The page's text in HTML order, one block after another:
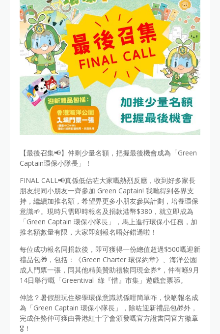
【最後召集📢】仲剩少量名額，把握最後機會成為「Green
Captain環保小隊長」！
FINAL CALL📢真係低估咗大家嘅熱烈反應，收到好多家長
朋友想同小朋友一齊參加 Green Captain! 我哋得到各界支
持，繼續加推名額，希望畀更多小朋友參與計劃，培養環保
意識🌱。現時只需即時報名及捐款港幣$380，就立即成為
「Green Captain 環保小隊長」，馬上進行環保小任務，加
推名額數量有限，大家即刻報名唔好錯過啦！
每位成功報名同捐款後，即可獲得一份總值超過$500嘅迎新
禮品包🎁，包括：《Green Charter 環保約章》、海洋公園
成人門票一張，同其他精美贊助禮物同現金券*，仲有喺9月
14日舉行嘅「Greentival 綠『惜』市集」遊戲套票𠻹。
仲諗？暑假想玩住黎學環保意識就係咁簡單咋，快啲報名成
為「Green Captain 環保小隊長」，除咗迎新禮品包🎁外，
完成任務仲可獲由香港紅十字會頒發嘅官方證書同官方徽章
🎖️！